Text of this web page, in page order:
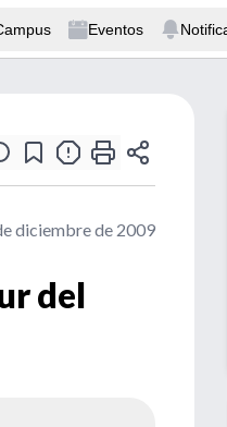
Eventos
diciembre de 2009
del